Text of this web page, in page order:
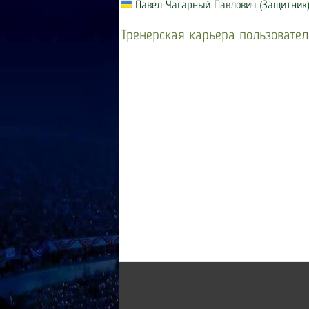
Павел Чагарный Павлович (Защитник)
Тренерская карьера